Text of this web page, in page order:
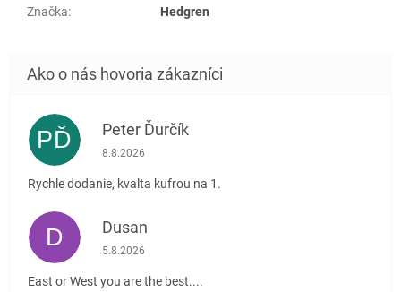
Značka: Hedgren
PĎ Peter Ďurčík
Hodnotenie obchodu je 5 z 5 hviezdičiek.
8.8.2026
Rychle dodanie, kvalta kufrou na 1.
D Dusan
Hodnotenie obchodu je 5 z 5 hviezdičiek.
5.8.2026
East or West you are the best....